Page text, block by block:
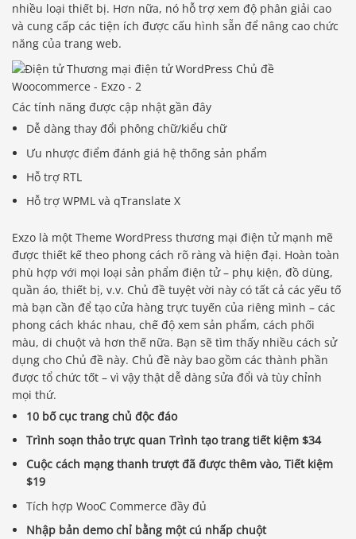
nhiều loại thiết bị. Hơn nữa, nó hỗ trợ xem độ phân giải cao
và cung cấp các tiện ích được cấu hình sẵn để nâng cao chức
năng của trang web.
Các tính năng được cập nhật gần đây
Dễ dàng thay đổi phông chữ/kiểu chữ
Ưu nhược điểm đánh giá hệ thống sản phẩm
Hỗ trợ RTL
Hỗ trợ WPML và qTranslate X
Exzo là một Theme WordPress thương mại điện tử mạnh mẽ
được thiết kế theo phong cách rõ ràng và hiện đại. Hoàn toàn
phù hợp với mọi loại sản phẩm điện tử – phụ kiện, đồ dùng,
quần áo, thiết bị, v.v. Chủ đề tuyệt vời này có tất cả các yếu tố
mà bạn cần để tạo cửa hàng trực tuyến của riêng mình – các
phong cách khác nhau, chế độ xem sản phẩm, cách phối
màu, di chuột và hơn thế nữa. Bạn sẽ tìm thấy nhiều cách sử
dụng cho Chủ đề này. Chủ đề này bao gồm các thành phần
được tổ chức tốt – vì vậy thật dễ dàng sửa đổi và tùy chỉnh
mọi thứ.
10 bố cục trang chủ độc đáo
Trình soạn thảo trực quan Trình tạo trang tiết kiệm $34
Cuộc cách mạng thanh trượt đã được thêm vào, Tiết kiệm
$19
Tích hợp WooC Commerce đầy đủ
Nhập bản demo chỉ bằng một cú nhấp chuột